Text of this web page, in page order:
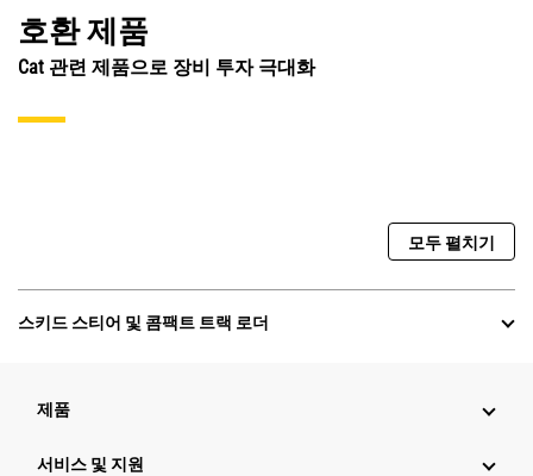
호환 제품
Cat 관련 제품으로 장비 투자 극대화
모두 펼치기
스키드 스티어 및 콤팩트 트랙 로더
제품
서비스 및 지원